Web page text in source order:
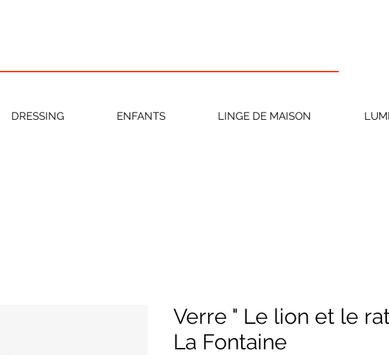
DRESSING ENFANTS LINGE DE MAISON
Verre " Le lion et le
La Fontaine